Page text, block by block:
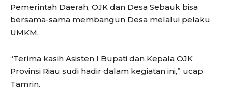
Pemerintah Daerah, OJK dan Desa Sebauk bisa
bersama-sama membangun Desa melalui pelaku
UMKM.
“Terima kasih Asisten I Bupati dan Kepala OJK
Provinsi Riau sudi hadir dalam kegiatan ini,” ucap
Tamrin.